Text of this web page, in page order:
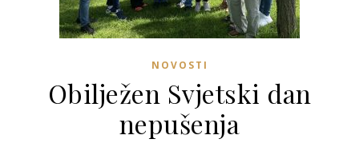
NOVOSTI
Obilježen Svjetski dan
nepušenja